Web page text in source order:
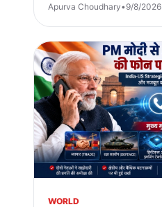
Apurva Choudhary•9/8/2026
WORLD